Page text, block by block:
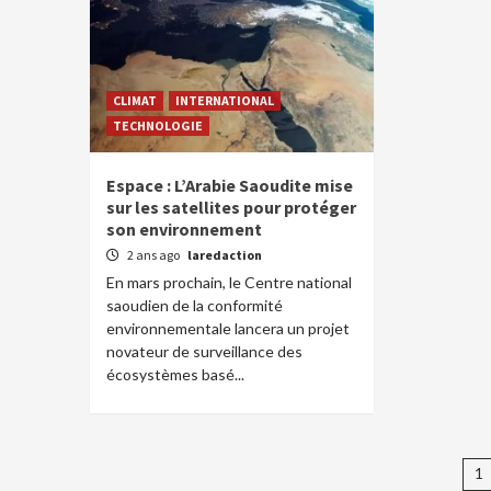
CLIMAT
INTERNATIONAL
TECHNOLOGIE
Espace : L’Arabie Saoudite mise
sur les satellites pour protéger
son environnement
2 ans ago laredaction
En mars prochain, le Centre national
saoudien de la conformité
environnementale lancera un projet
novateur de surveillance des
écosystèmes basé...
1